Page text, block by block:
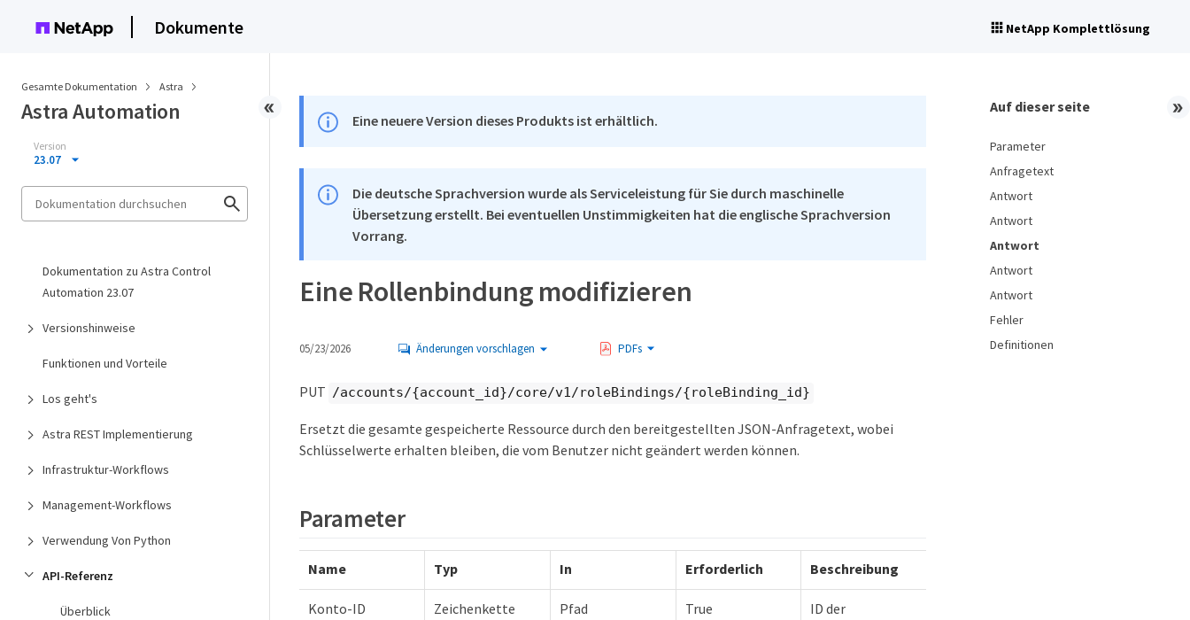
Dokumente NetApp Komplettlösung
Gesamte Dokumentation Astra
Astra Automation
Version
23.07
Dokumentation zu Astra Control
Automation 23.07
Versionshinweise
Funktionen und Vorteile
Los geht's
Astra REST Implementierung
Infrastruktur-Workflows
Management-Workflows
Verwendung Von Python
API-Referenz
Überblick
Eine neuere Version dieses Produkts ist erhältlich.
Die deutsche Sprachversion wurde als Serviceleistung für Sie durch maschinelle
Übersetzung erstellt. Bei eventuellen Unstimmigkeiten hat die englische Sprachversion
Vorrang.
Eine Rollenbindung modifizieren
05/23/2026 Änderungen vorschlagen PDFs
PUT /accounts/{account_id}/core/v1/roleBindings/{roleBinding_id}
Ersetzt die gesamte gespeicherte Ressource durch den bereitgestellten JSON-Anfragetext, wobei
Schlüsselwerte erhalten bleiben, die vom Benutzer nicht geändert werden können.
Parameter
Name Typ In Erforderlich Beschreibung
Konto-ID Zeichenkette Pfad True
ID der
Auf dieser seite
Parameter
Anfragetext
Antwort
Antwort
Antwort
Antwort
Antwort
Fehler
Definitionen